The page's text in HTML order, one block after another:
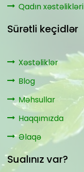
Qadın xəstəlikləri
Sürətli keçidlər
Xəstəliklər
Blog
Məhsullar
Haqqımızda
Əlaqə
Sualınız var?